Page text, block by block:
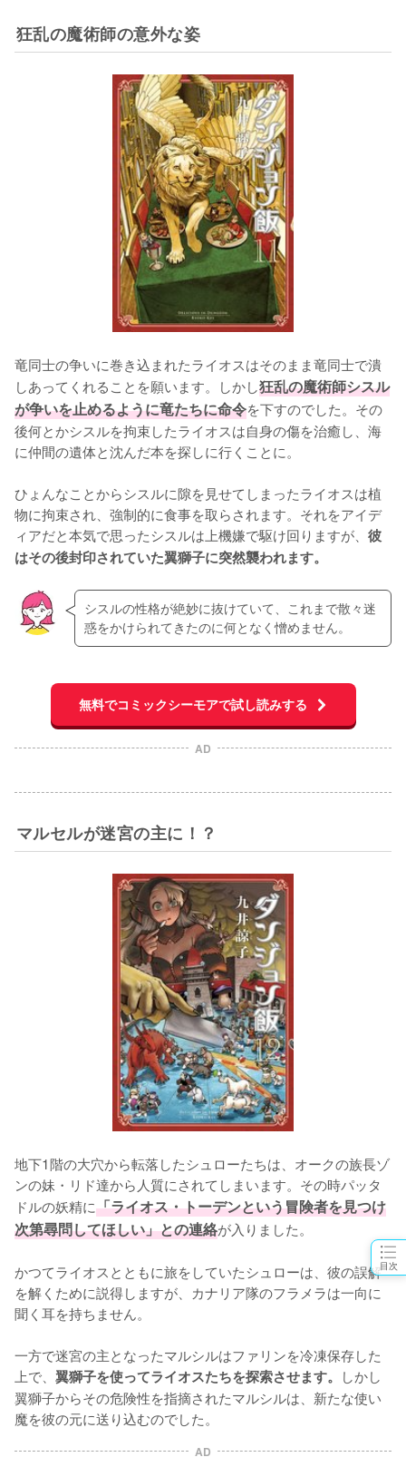
目次
狂乱の魔術師の意外な姿
竜同士の争いに巻き込まれたライオスはそのまま竜同士で潰
しあってくれることを願います。しかし狂乱の魔術師シスル
が争いを止めるように竜たちに命令を下すのでした。その
後何とかシスルを拘束したライオスは自身の傷を治癒し、海
に仲間の遺体と沈んだ本を探しに行くことに。
ひょんなことからシスルに隙を見せてしまったライオスは植
物に拘束され、強制的に食事を取らされます。それをアイデ
ィアだと本気で思ったシスルは上機嫌で駆け回りますが、 彼
はその後封印されていた翼獅子に突然襲われます。
シスルの性格が絶妙に抜けていて、これまで散々迷
惑をかけられてきたのに何となく憎めません。
無料でコミックシーモアで試し読みする
AD
マルセルが迷宮の主に！？
地下1階の大穴から転落したシュローたちは、オークの族長ゾ
ンの妹・リド達から人質にされてしまいます。その時パッタ
ドルの妖精に「ライオス・トーデンという冒険者を見つけ
次第尋問してほしい」との連絡が入りました。
かつてライオスとともに旅をしていたシュローは、彼の誤解
を解くために説得しますが、カナリア隊のフラメラは一向に
聞く耳を持ちません。
一方で迷宮の主となったマルシルはファリンを冷凍保存した
上で、 翼獅子を使ってライオスたちを探索させます。 しかし
翼獅子からその危険性を指摘されたマルシルは、新たな使い
魔を彼の元に送り込むのでした。
AD